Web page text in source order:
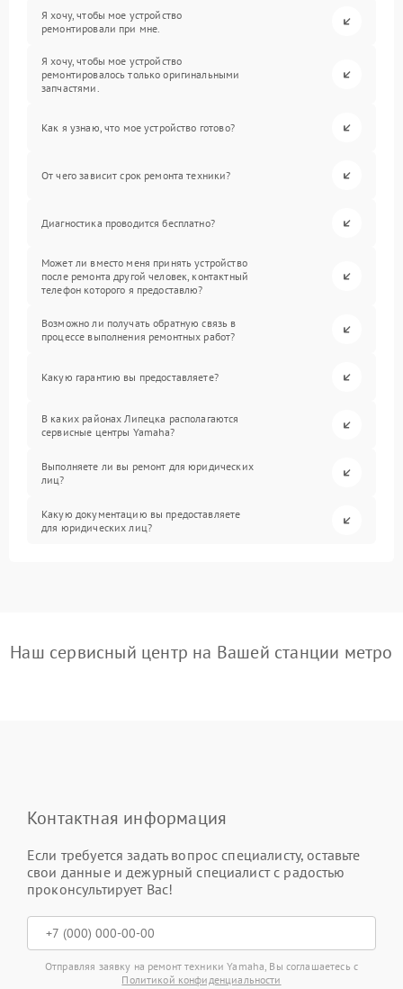
Я хочу, чтобы мое устройство
ремонтировали при мне.
Я хочу, чтобы мое устройство
ремонтировалось только оригинальными
запчастями.
Как я узнаю, что мое устройство готово?
От чего зависит срок ремонта техники?
Диагностика проводится бесплатно?
Может ли вместо меня принять устройство
после ремонта другой человек, контактный
телефон которого я предоставлю?
Возможно ли получать обратную связь в
процессе выполнения ремонтных работ?
Какую гарантию вы предоставляете?
В каких районах Липецка располагаются
сервисные центры Yamaha?
Выполняете ли вы ремонт для юридических
лиц?
Какую документацию вы предоставляете
для юридических лиц?
Наш сервисный центр на Вашей станции метро
Контактная информация
Если требуется задать вопрос специалисту, оставьте
свои данные и дежурный специалист с радостью
проконсультирует Вас!
Отправляя заявку на ремонт техники Yamaha, Вы соглашаетесь с
Политикой конфиденциальности